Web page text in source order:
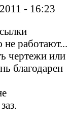
- 16:23
работают...
чертежи или
благодарен